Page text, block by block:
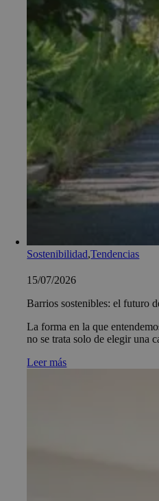
Sostenibilidad,Tendencias
15/07/2026
Barrios sostenibles: el futuro
La forma en la que
no se trata solo de elegir una
Leer más